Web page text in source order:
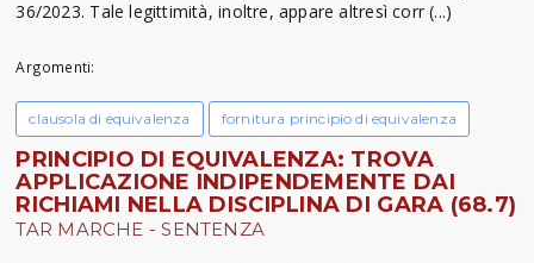
36/2023. Tale legittimità, inoltre, appare altresì corr (...)
Argomenti:
clausola di equivalenza fornitura principio di equivalenza
PRINCIPIO DI EQUIVALENZA: TROVA
APPLICAZIONE INDIPENDEMENTE DAI
RICHIAMI NELLA DISCIPLINA DI GARA (68.7)
TAR MARCHE - SENTENZA